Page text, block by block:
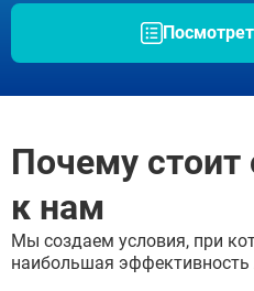
Почему
к нам
Мы создаем условия, при
наибольшая эффективность